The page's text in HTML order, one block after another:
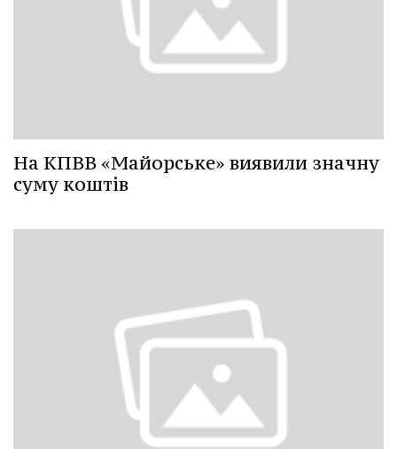
На КПВВ «Майорське» виявили значну
суму коштів